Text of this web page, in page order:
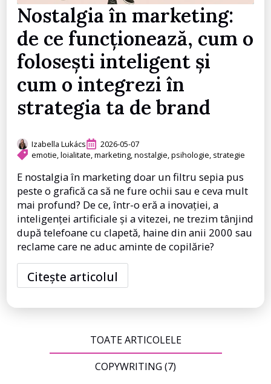
Nostalgia în marketing:
de ce funcționează, cum o
folosești inteligent și
cum o integrezi în
strategia ta de brand
Izabella Lukács
2026-05-07
emotie loialitate marketing nostalgie psihologie strategie
E nostalgia în marketing doar un filtru sepia pus
peste o grafică ca să ne fure ochii sau e ceva mult
mai profund? De ce, într-o eră a inovației, a
inteligenței artificiale și a vitezei, ne trezim tânjind
după telefoane cu clapetă, haine din anii 2000 sau
reclame care ne aduc aminte de copilărie?
Citește articolul
BLOG CATEGORY FILTER
TOATE ARTICOLELE
COPYWRITING (7)